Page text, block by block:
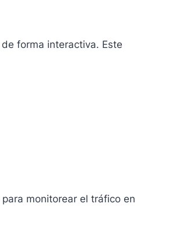
forma interactiva. Este
monitorear el tráfico en